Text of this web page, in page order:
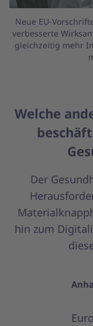
Neue EU-
verbesserte
gleichzeitig mehr
Welche
Der
hin zum